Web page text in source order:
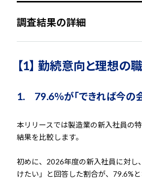
調査結果の詳細
【1】 勤続意向と理想の
1. 79.6％が「できれば今の
本リリースでは製造業の新入社員の
結果を比較します。
初めに、2026年度の新入社員に対し
けたい」と回答した割合が、79.6%